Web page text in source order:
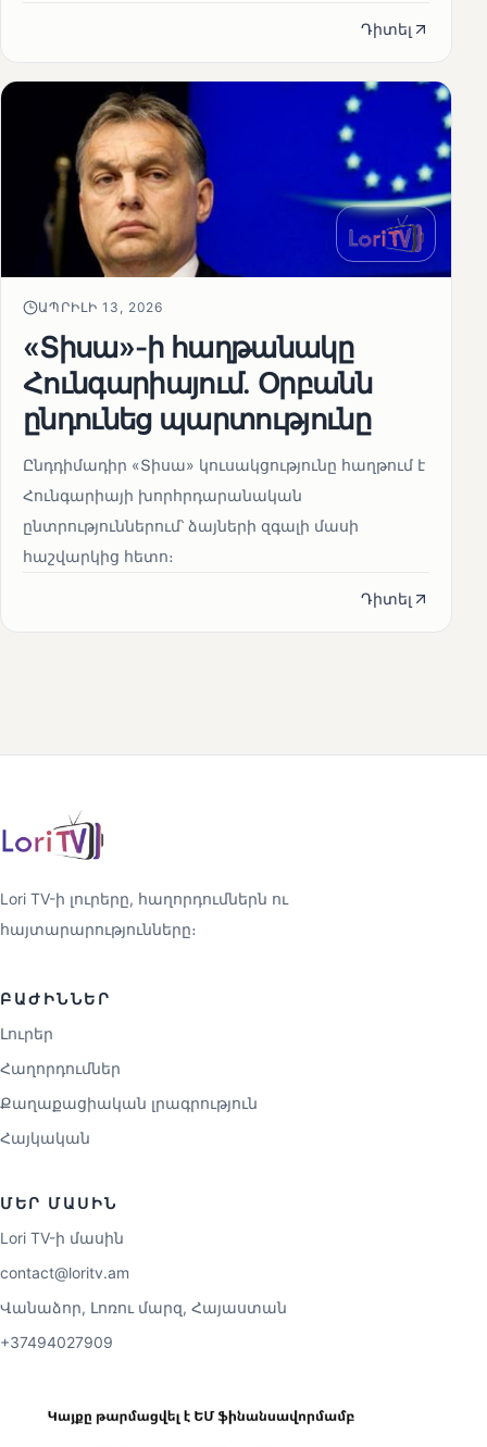
Դիտել
ԱՊՐԻԼԻ 13, 2026
«Տիսա»-ի հաղթանակը
Հունգարիայում․ Օրբանն
ընդունեց պարտությունը
Ընդդիմադիր «Տիսա» կուսակցությունը հաղթում է
Հունգարիայի խորհրդարանական
ընտրություններում՝ ձայների զգալի մասի
հաշվարկից հետո։
Դիտել
Lori TV-ի լուրերը, հաղորդումներն ու
հայտարարությունները։
ԲԱԺԻՆՆԵՐ
Լուրեր
Հաղորդումներ
Քաղաքացիական լրագրություն
Հայկական
ՄԵՐ ՄԱՍԻՆ
Lori TV-ի մասին
contact@loritv.am
Վանաձոր, Լոռու մարզ, Հայաստան
+37494027909